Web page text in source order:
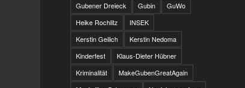
Gubener Dreieck
Gubin
GuWo
Heike Rochlitz
INSEK
Kerstin Geilich
Kerstin Nedoma
Kinderfest
Klaus-Dieter Hübner
Kriminalität
MakeGubenGreatAgain